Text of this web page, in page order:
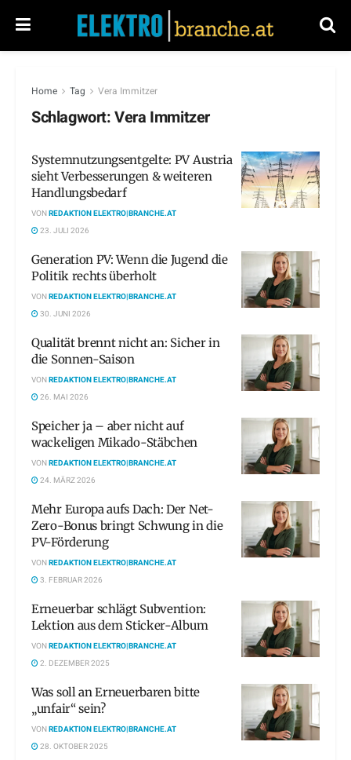
Home Tag Vera Immitzer
Schlagwort:Vera Immitzer
Systemnutzungsentgelte: PV Austria
sieht Verbesserungen & weiteren
Handlungsbedarf
VONREDAKTION ELEKTRO|BRANCHE.AT
23. JULI 2026
Generation PV: Wenn die Jugend die
Politik rechts überholt
VONREDAKTION ELEKTRO|BRANCHE.AT
30. JUNI 2026
Qualität brennt nicht an: Sicher in
die Sonnen-Saison
VONREDAKTION ELEKTRO|BRANCHE.AT
26. MAI 2026
Speicher ja – aber nicht auf
wackeligen Mikado-Stäbchen
VONREDAKTION ELEKTRO|BRANCHE.AT
24. MÄRZ 2026
Mehr Europa aufs Dach: Der Net-
Zero-Bonus bringt Schwung in die
PV-Förderung
VONREDAKTION ELEKTRO|BRANCHE.AT
3. FEBRUAR 2026
Erneuerbar schlägt Subvention:
Lektion aus dem Sticker-Album
VONREDAKTION ELEKTRO|BRANCHE.AT
2. DEZEMBER 2025
Was soll an Erneuerbaren bitte
„unfair“ sein?
VONREDAKTION ELEKTRO|BRANCHE.AT
28. OKTOBER 2025